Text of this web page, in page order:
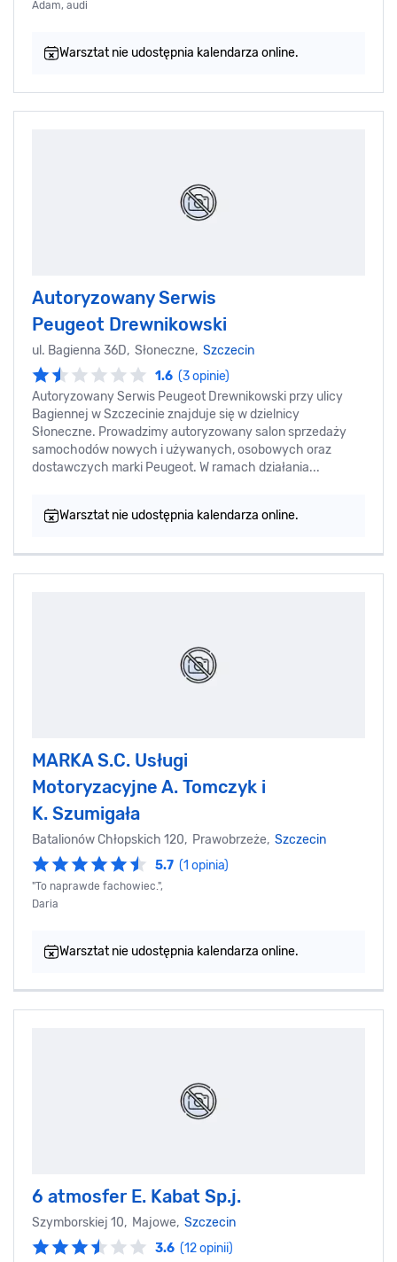
Adam, audi
Warsztat nie udostępnia kalendarza online.
Autoryzowany Serwis
Peugeot Drewnikowski
ul. Bagienna 36D, Słoneczne, Szczecin
1.6 (3 opinie)
Autoryzowany Serwis Peugeot Drewnikowski przy ulicy
Bagiennej w Szczecinie znajduje się w dzielnicy
Słoneczne. Prowadzimy autoryzowany salon sprzedaży
samochodów nowych i używanych, osobowych oraz
dostawczych marki Peugeot. W ramach działania...
Warsztat nie udostępnia kalendarza online.
MARKA S.C. Usługi
Motoryzacyjne A. Tomczyk i
K. Szumigała
Batalionów Chłopskich 120, Prawobrzeże, Szczecin
5.7 (1 opinia)
"To naprawde fachowiec.",
Daria
Warsztat nie udostępnia kalendarza online.
6 atmosfer E. Kabat Sp.j.
Szymborskiej 10, Majowe, Szczecin
3.6 (12 opinii)